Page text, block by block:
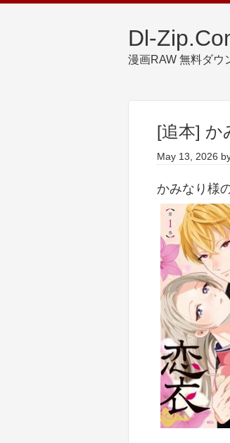
Dl-
漫画RAW 無料ダウ
[追本] か
May 13, 2026
かみなり様